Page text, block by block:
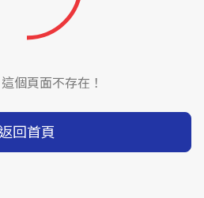
個頁面不存在！
返回首頁